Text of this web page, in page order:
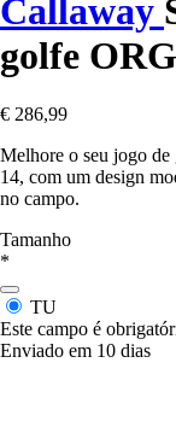
Callaway
golfe
€ 286,99
Melhore o seu jogo
14, com um design
no campo.
Tamanho
*
TU
Este campo é
Enviado em 10 dias